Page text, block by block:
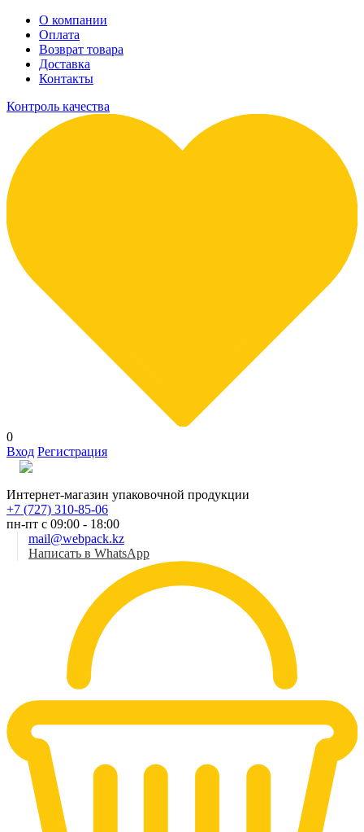
О компании
Оплата
Возврат товара
Доставка
Контакты
Контроль качества
0
Вход Регистрация
Интернет-магазин упаковочной продукции
+7 (727) 310-85-06
пн-пт с 09:00 - 18:00
mail@webpack.kz
Написать в WhatsApp